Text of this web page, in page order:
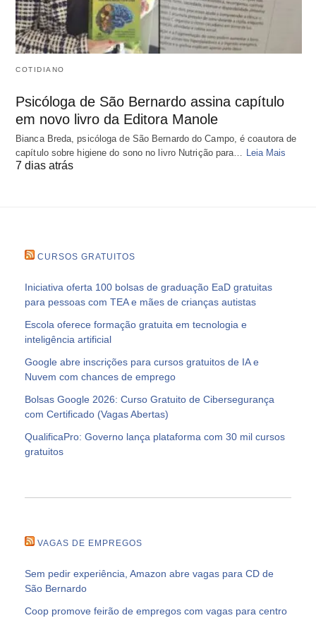
COTIDIANO
Psicóloga de São Bernardo assina capítulo
em novo livro da Editora Manole
Bianca Breda, psicóloga de São Bernardo do Campo, é coautora de
capítulo sobre higiene do sono no livro Nutrição para…
Leia Mais
7 dias atrás
CURSOS GRATUITOS
Iniciativa oferta 100 bolsas de graduação EaD gratuitas
para pessoas com TEA e mães de crianças autistas
Escola oferece formação gratuita em tecnologia e
inteligência artificial
Google abre inscrições para cursos gratuitos de IA e
Nuvem com chances de emprego
Bolsas Google 2026: Curso Gratuito de Cibersegurança
com Certificado (Vagas Abertas)
QualificaPro: Governo lança plataforma com 30 mil cursos
gratuitos
VAGAS DE EMPREGOS
Sem pedir experiência, Amazon abre vagas para CD de
São Bernardo
Coop promove feirão de empregos com vagas para centro